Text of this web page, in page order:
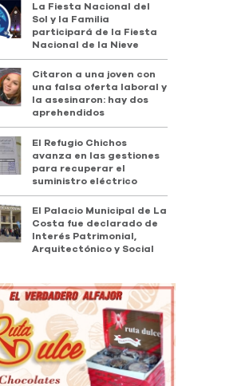
La Fiesta Nacional del
Sol y la Familia
participará de la Fiesta
Nacional de la Nieve
Citaron a una joven con
una falsa oferta laboral y
la asesinaron: hay dos
aprehendidos
El Refugio Chichos
avanza en las gestiones
para recuperar el
suministro eléctrico
El Palacio Municipal de La
Costa fue declarado de
Interés Patrimonial,
Arquitectónico y Social